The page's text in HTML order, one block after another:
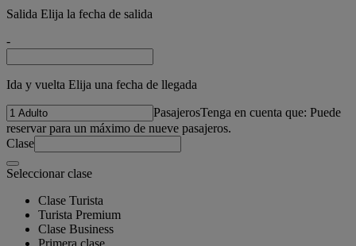
Salida Elija la fecha de salida
-
Ida y vuelta Elija una fecha de llegada
PasajerosTenga en cuenta que: Puede
reservar para un máximo de nueve pasajeros.
Clase
Seleccionar clase
Clase Turista
Turista Premium
Clase Business
Primera clase